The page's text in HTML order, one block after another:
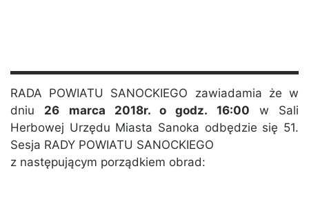
RADA POWIATU SANOCKIEGO zawiadamia że w
dniu 26 marca 2018r. o godz. 16:00 w Sali
Herbowej Urzędu Miasta Sanoka odbędzie się 51.
Sesja RADY POWIATU SANOCKIEGO
z następującym porządkiem obrad: